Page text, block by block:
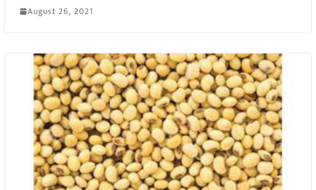
August 26, 2021